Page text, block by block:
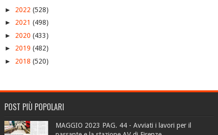
► 2022 (528)
► 2021 (498)
► 2020 (433)
► 2019 (482)
► 2018 (520)
POST PIÙ POPOLARI
MAGGIO 2023 PAG. 44 - Avviati i lavori per il